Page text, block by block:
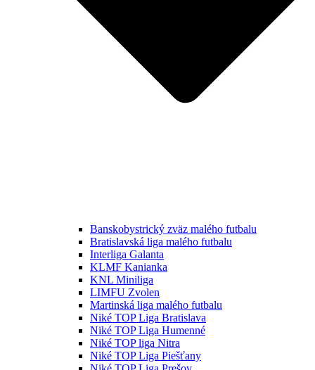
Banskobystrický zväz malého futbalu
Bratislavská liga malého futbalu
Interliga Galanta
KLMF Kanianka
KNL Miniliga
LIMFU Zvolen
Martinská liga malého futbalu
Niké TOP Liga Bratislava
Niké TOP Liga Humenné
Niké TOP liga Nitra
Niké TOP Liga Piešťany